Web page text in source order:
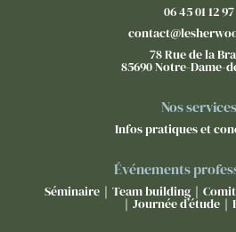
06 45 01 12 97
78 Rue de la
85690 Notre-Dame-
Nos services
Infos pratiques et
Événements
Séminaire｜Team building｜
｜Journée d’étude